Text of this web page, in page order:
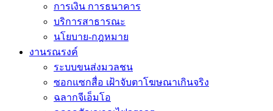
การเงิน การธนาคาร
บริการสาธารณะ
นโยบาย-กฎหมาย
งานรณรงค์
ระบบขนส่งมวลชน
ซอกแซกสื่อ เฝ้าจับตาโฆษณาเกินจริง
ฉลากจีเอ็มโอ